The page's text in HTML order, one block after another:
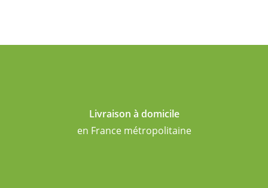
Livraison à domicile
en France métropolitaine